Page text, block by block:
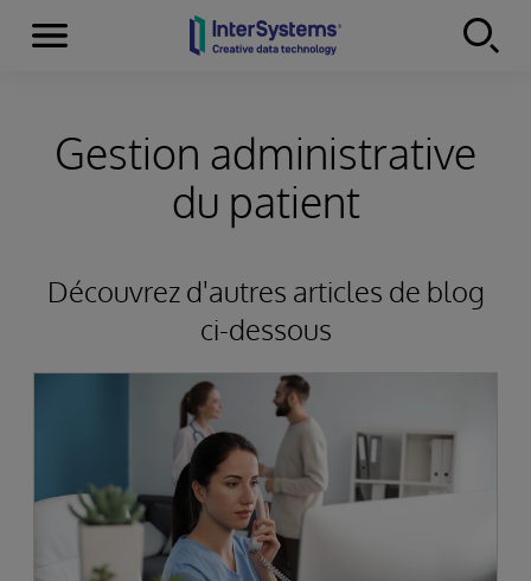
Skip to content
Menu
Gestion administrative
du patient
Découvrez d'autres articles de blog
ci-dessous